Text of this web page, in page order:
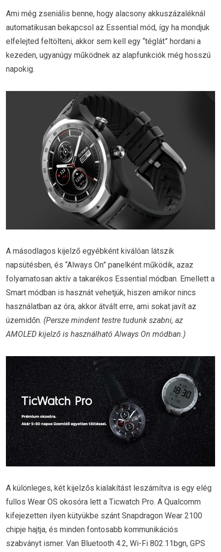
Ami még zseniális benne, hogy alacsony akkuszázaléknál
automatikusan bekapcsol az Essential mód, így ha mondjuk
elfelejted feltölteni, akkor sem kell egy “téglát” hordani a
kezeden, ugyanúgy működnek az alapfunkciók még hosszú
napokig.
A másodlagos kijelző egyébként kiválóan látszik
napsütésben, és “Always On” panelként működik, azaz
folyamatosan aktív a takarékos Essential módban. Emellett a
Smart módban is hasznát vehetjük, hiszen amikor nincs
használatban az óra, akkor átvált erre, ami sokat javít az
üzemidőn. (Persze mindent testre tudunk szabni, az
AMOLED kijelző is használható Always On módban.)
A különleges, két kijelzős kialakítást leszámítva is egy elég
fullos Wear OS okosóra lett a Ticwatch Pro. A Qualcomm
kifejezetten ilyen kütyükbe szánt Snapdragon Wear 2100
chipje hajtja, és minden fontosabb kommunikációs
szabványt ismer. Van Bluetooth 4.2, Wi-Fi 802.11bgn, GPS